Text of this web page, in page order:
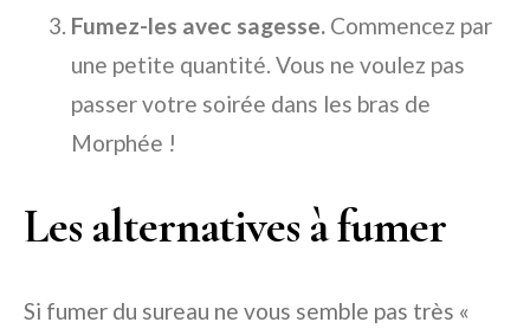
Fumez-les avec sagesse. Commencez par
une petite quantité. Vous ne voulez pas
passer votre soirée dans les bras de
Morphée !
Les alternatives à fumer
Si fumer du sureau ne vous semble pas très «